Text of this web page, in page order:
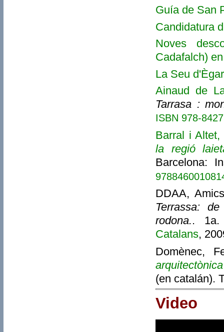
Guía de San
Candidatura
Noves
Cadafalch)
La Seu
Ainaud de
Tarrasa :
ISBN 978-
Barral i Altet,
la regió
Barcelona:
DDAA,
Terrassa:
rodona.. 1a.
Catalans,
Domènec,
(en catalán).
Video